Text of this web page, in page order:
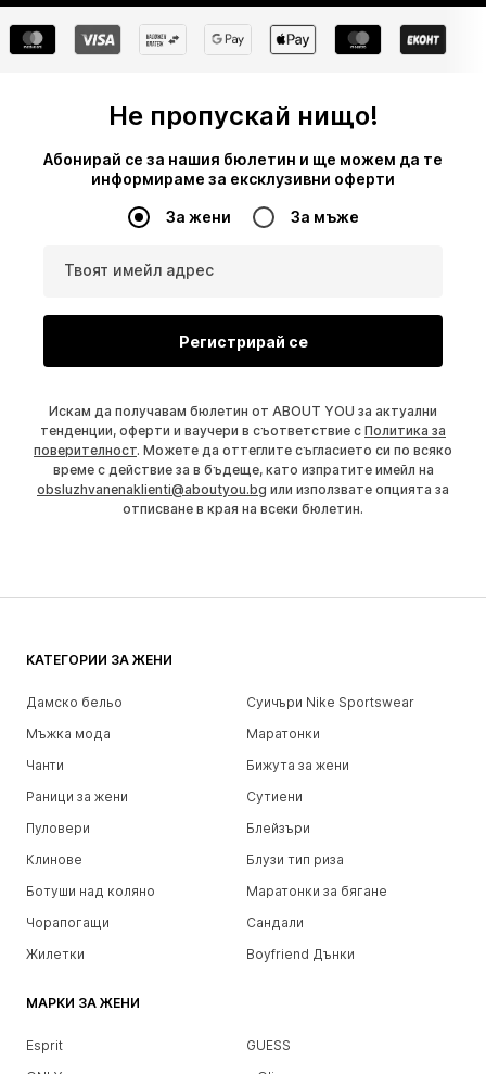
Не пропускай нищо!
Абонирай се за нашия бюлетин и ще можем да те
информираме за ексклузивни оферти
За жени За мъже
Твоят имейл адрес
Регистрирай се
Искам да получавам бюлетин от ABOUT YOU за актуални
тенденции, оферти и ваучери в съответствие с Политика за
поверителност. Можете да оттеглите съгласието си по всяко
време с действие за в бъдеще, като изпратите имейл на
obsluzhvanenaklienti@aboutyou.bg или използвате опцията за
отписване в края на всеки бюлетин.
КАТЕГОРИИ ЗА ЖЕНИ
Дамско бельо
Суичъри Nike Sportswear
Мъжка мода
Маратонки
Чанти
Бижута за жени
Раници за жени
Сутиени
Пуловери
Блейзъри
Клинове
Блузи тип риза
Ботуши над коляно
Маратонки за бягане
Чорапогащи
Сандали
Жилетки
Boyfriend Дънки
МАРКИ ЗА ЖЕНИ
Esprit
GUESS